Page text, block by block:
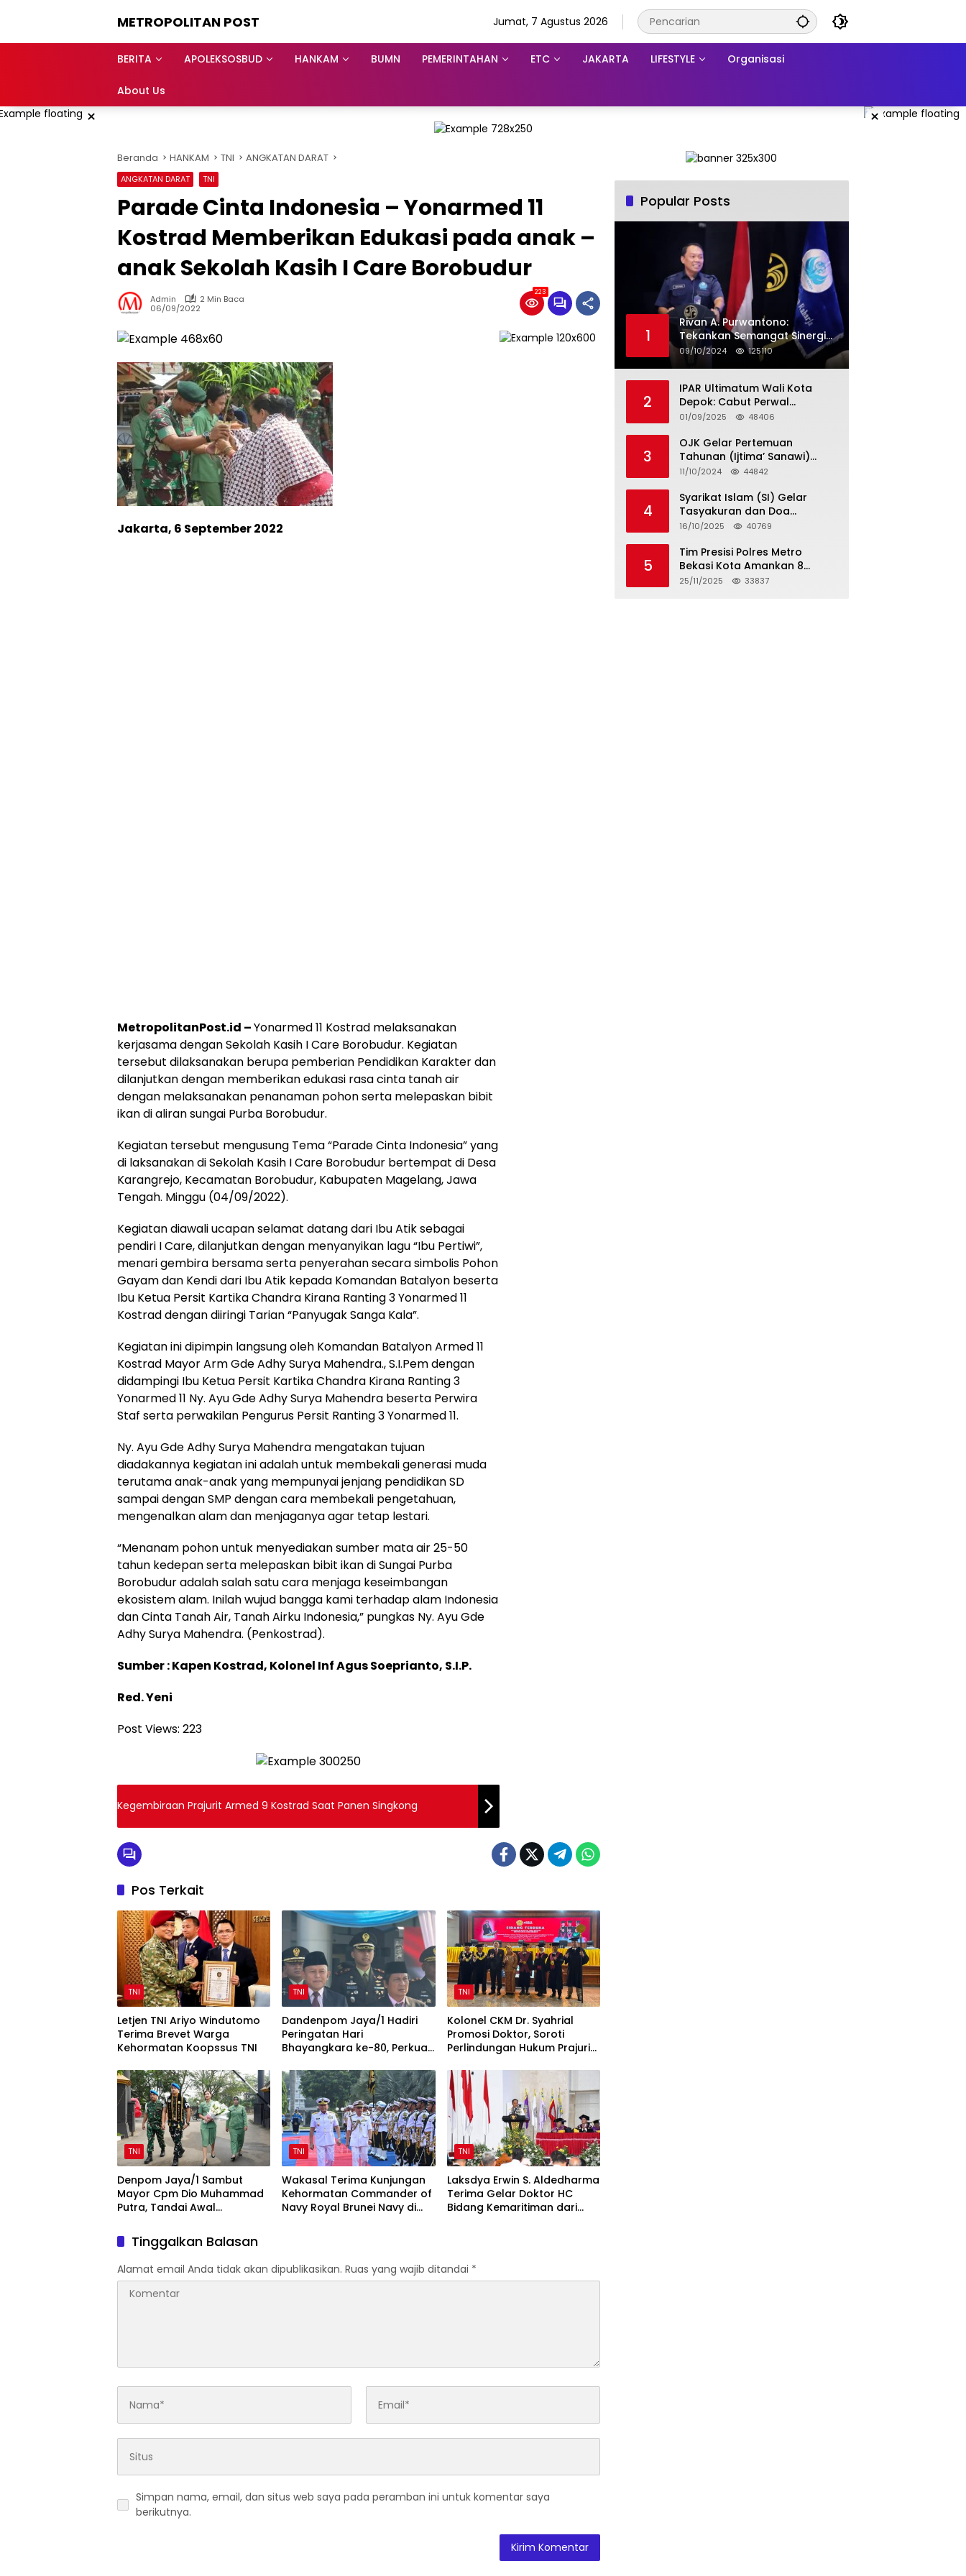
METROPOLITAN POST Jumat, 7 Agustus 2026
BERITA APOLEKSOSBUD HANKAM BUMN PEMERINTAHAN ETC JAKARTA LIFESTYLE Organisasi
About Us
× ×
Beranda HANKAM TNI ANGKATAN DARAT
ANGKATAN DARAT TNI
Parade Cinta Indonesia – Yonarmed 11
Kostrad Memberikan Edukasi pada anak –
anak Sekolah Kasih I Care Borobudur
Admin
2 Min Baca
06/09/2022
223
Jakarta, 6 September 2022
MetropolitanPost.id –Yonarmed 11 Kostrad melaksanakan
kerjasama dengan Sekolah Kasih I Care Borobudur. Kegiatan
tersebut dilaksanakan berupa pemberian Pendidikan Karakter dan
dilanjutkan dengan memberikan edukasi rasa cinta tanah air
dengan melaksanakan penanaman pohon serta melepaskan bibit
ikan di aliran sungai Purba Borobudur.
Kegiatan tersebut mengusung Tema “Parade Cinta Indonesia” yang
di laksanakan di Sekolah Kasih I Care Borobudur bertempat di Desa
Karangrejo, Kecamatan Borobudur, Kabupaten Magelang, Jawa
Tengah. Minggu (04/09/2022).
Kegiatan diawali ucapan selamat datang dari Ibu Atik sebagai
pendiri I Care, dilanjutkan dengan menyanyikan lagu “Ibu Pertiwi”,
menari gembira bersama serta penyerahan secara simbolis Pohon
Gayam dan Kendi dari Ibu Atik kepada Komandan Batalyon beserta
Ibu Ketua Persit Kartika Chandra Kirana Ranting 3 Yonarmed 11
Kostrad dengan diiringi Tarian “Panyugak Sanga Kala”.
Kegiatan ini dipimpin langsung oleh Komandan Batalyon Armed 11
Kostrad Mayor Arm Gde Adhy Surya Mahendra., S.I.Pem dengan
didampingi Ibu Ketua Persit Kartika Chandra Kirana Ranting 3
Yonarmed 11 Ny. Ayu Gde Adhy Surya Mahendra beserta Perwira
Staf serta perwakilan Pengurus Persit Ranting 3 Yonarmed 11.
Ny. Ayu Gde Adhy Surya Mahendra mengatakan tujuan
diadakannya kegiatan ini adalah untuk membekali generasi muda
terutama anak-anak yang mempunyai jenjang pendidikan SD
sampai dengan SMP dengan cara membekali pengetahuan,
mengenalkan alam dan menjaganya agar tetap lestari.
“Menanam pohon untuk menyediakan sumber mata air 25-50
tahun kedepan serta melepaskan bibit ikan di Sungai Purba
Borobudur adalah salah satu cara menjaga keseimbangan
ekosistem alam. Inilah wujud bangga kami terhadap alam Indonesia
dan Cinta Tanah Air, Tanah Airku Indonesia,” pungkas Ny. Ayu Gde
Adhy Surya Mahendra. (Penkostrad).
Sumber : Kapen Kostrad, Kolonel Inf Agus Soeprianto, S.I.P.
Red. Yeni
Post Views: 223
Kegembiraan Prajurit Armed 9 Kostrad Saat Panen Singkong
Pos Terkait
TNI
Letjen TNI Ariyo Windutomo
Terima Brevet Warga
Kehormatan Koopssus TNI
TNI
Dandenpom Jaya/1 Hadiri
Peringatan Hari
Bhayangkara ke-80, Perkuat
TNI
Kolonel CKM Dr. Syahrial
Promosi Doktor, Soroti
Perlindungan Hukum Prajurit
TNI
Denpom Jaya/1 Sambut
Mayor Cpm Dio Muhammad
Putra, Tandai Awal
TNI
Wakasal Terima Kunjungan
Kehormatan Commander of
Navy Royal Brunei Navy di
TNI
Laksdya Erwin S. Aldedharma
Terima Gelar Doktor HC
Bidang Kemaritiman dari
Tinggalkan Balasan
Alamat email Anda tidak akan dipublikasikan. Ruas yang wajib ditandai *
Simpan nama, email, dan situs web saya pada peramban ini untuk komentar saya
berikutnya.
Popular Posts
1
Rivan A. Purwantono:
Tekankan Semangat Sinergi
dan Kolaborasi dalam
Rakernas Serikat Pekerja Jasa
09/10/2024 125110
2
IPAR Ultimatum Wali Kota
Depok: Cabut Perwal
Tunjangan DPRD Rp40 Juta
Aksi Rakyat
01/09/2025 48406
3
OJK Gelar Pertemuan
Tahunan (Ijtima’ Sanawi)
Dewan Pengawas Syariah
11/10/2024 44842
4
Syarikat Islam (SI) Gelar
Tasyakuran dan Doa
Bersama Organisasi
16/10/2025 40769
5
Tim Presisi Polres Metro
Bekasi Kota Amankan 8
Remaja Diduga Hendak
25/11/2025 33837